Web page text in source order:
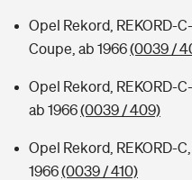
Opel Rekord, REKORD-
Coupe, ab 1966(0039 /
Opel Rekord, REKORD-
ab 1966(0039 / 409)
Opel Rekord, REKORD-
1966(0039 / 410)